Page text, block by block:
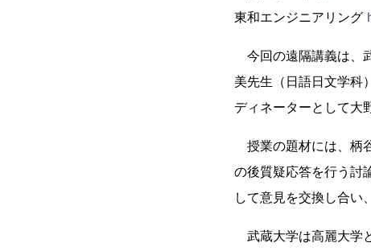
東和エンジニアリング
今回の遠隔講義は、
美先生（日語日文学科
ディネーターとして大
授業の題材には、柄
の後質疑応答を行う討
して意見を交換し合い
武蔵大学は高麗大学